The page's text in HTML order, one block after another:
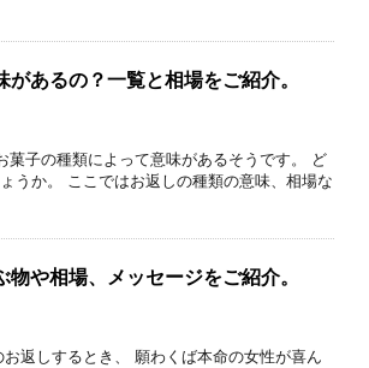
あるの？一覧と相場をご紹介。
種類によって意味があるそうです。 ど
うか。 ここではお返しの種類の意味、相場な
や相場、メッセージをご紹介。
するとき、 願わくば本命の女性が喜ん